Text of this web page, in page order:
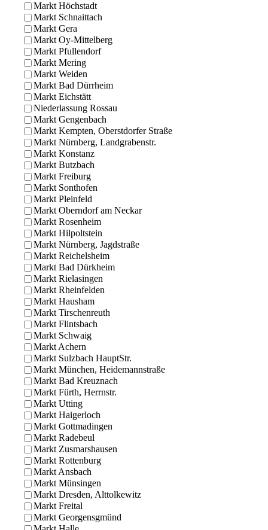
Markt Höchstadt
Markt Schnaittach
Markt Gera
Markt Oy-Mittelberg
Markt Pfullendorf
Markt Mering
Markt Weiden
Markt Bad Dürrheim
Markt Eichstätt
Niederlassung Rossau
Markt Gengenbach
Markt Kempten, Oberstdorfer Straße
Markt Nürnberg, Landgrabenstr.
Markt Konstanz
Markt Butzbach
Markt Freiburg
Markt Sonthofen
Markt Pleinfeld
Markt Oberndorf am Neckar
Markt Rosenheim
Markt Hilpoltstein
Markt Nürnberg, Jagdstraße
Markt Reichelsheim
Markt Bad Dürkheim
Markt Rielasingen
Markt Rheinfelden
Markt Hausham
Markt Tirschenreuth
Markt Flintsbach
Markt Schwaig
Markt Achern
Markt Sulzbach HauptStr.
Markt München, Heidemannstraße
Markt Bad Kreuznach
Markt Fürth, Herrnstr.
Markt Utting
Markt Haigerloch
Markt Gottmadingen
Markt Radebeul
Markt Zusmarshausen
Markt Rottenburg
Markt Ansbach
Markt Münsingen
Markt Dresden, Alttolkewitz
Markt Freital
Markt Georgensgmünd